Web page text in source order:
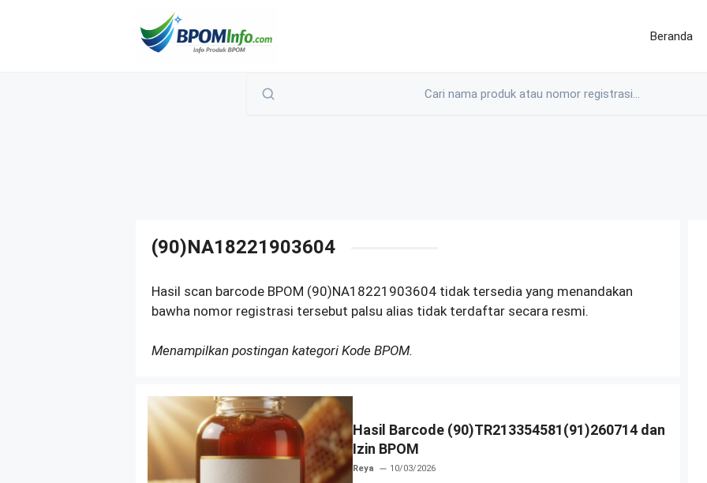
Beranda
(90)NA18221903604
Hasil scan barcode BPOM (90)NA18221903604 tidak tersedia yang menandakan
bawha nomor registrasi tersebut palsu alias tidak terdaftar secara resmi.
Menampilkan postingan kategori Kode BPOM.
Hasil Barcode (90)TR213354581(91)260714 dan
Izin BPOM
Reya 10/03/2026